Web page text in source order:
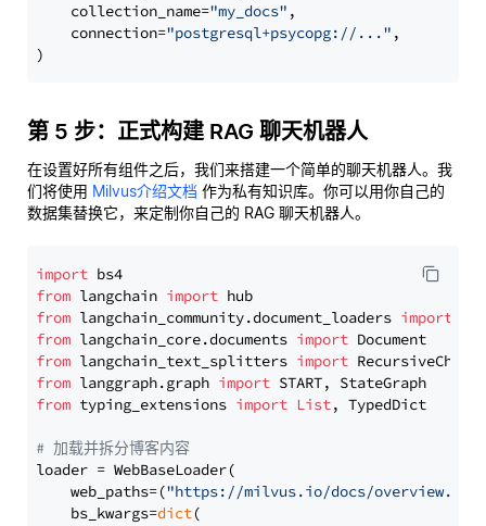
    collection_name=
"my_docs" ,
    connection=
"postgresql+psycopg://..." ,
第 5 步：正式构建 RAG 聊天机器人
在设置好所有组件之后，我们来搭建一个简单的聊天机器人。我
们将使用 Milvus介绍文档 作为私有知识库。你可以用你自己的
数据集替换它，来定制你自己的 RAG 聊天机器人。
import
from langchain import
from langchain_community.document_loaders import
from langchain_core.documents import
from langchain_text_splitters import
from langgraph.graph import
from typing_extensions import List, TypedDict
# 加载并拆分博客内容
loader = WebBaseLoader(
    web_paths=(
"https://milvus.io/docs/overview.md"
    bs_kwargs=
dict(